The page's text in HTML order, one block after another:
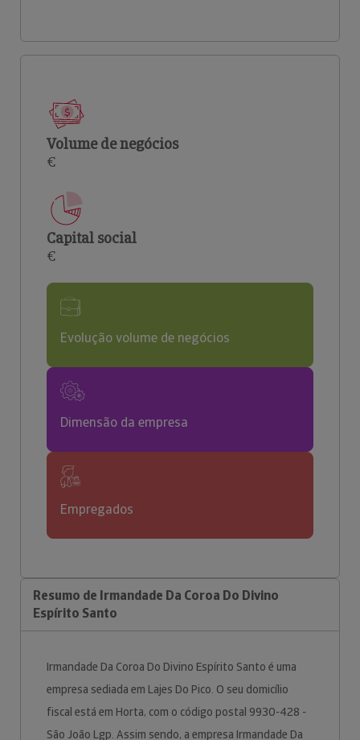
Volume de negócios
€
Capital social
€
Evolução volume de negócios
Dimensão da empresa
Empregados
Resumo de Irmandade Da Coroa Do Divino
Espírito Santo
Irmandade Da Coroa Do Divino Espírito Santo é uma
empresa sediada em Lajes Do Pico. O seu domicílio
fiscal está em Horta, com o código postal 9930-428 -
São João Lgp. Assim sendo, a empresa Irmandade Da